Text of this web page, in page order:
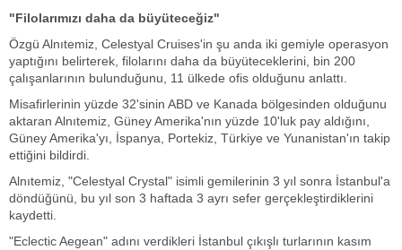
"Filolarımızı daha da büyüteceğiz"
Özgü Alnıtemiz, Celestyal Cruises'in şu anda iki gemiyle operasyon
yaptığını belirterek, filolarını daha da büyüteceklerini, bin 200
çalışanlarının bulunduğunu, 11 ülkede ofis olduğunu anlattı.
Misafirlerinin yüzde 32'sinin ABD ve Kanada bölgesinden olduğunu
aktaran Alnıtemiz, Güney Amerika'nın yüzde 10'luk pay aldığını,
Güney Amerika'yı, İspanya, Portekiz, Türkiye ve Yunanistan'ın takip
ettiğini bildirdi.
Alnıtemiz, "Celestyal Crystal" isimli gemilerinin 3 yıl sonra İstanbul'a
döndüğünü, bu yıl son 3 haftada 3 ayrı sefer gerçekleştirdiklerini
kaydetti.
"Eclectic Aegean" adını verdikleri İstanbul çıkışlı turlarının kasım